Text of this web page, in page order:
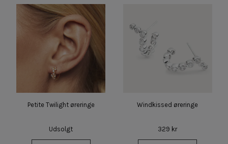
Petite Twilight øreringe
Udsolgt
Windkissed øreringe
329 kr